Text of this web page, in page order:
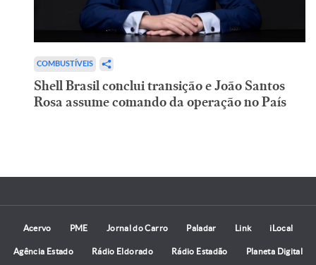
COMBUSTÍVEIS
Shell Brasil conclui transição e João Santos
Rosa assume comando da operação no País
Acervo PME Jornal do Carro Paladar Link iLocal
Agência Estado Rádio Eldorado Rádio Estadão Planeta Digital